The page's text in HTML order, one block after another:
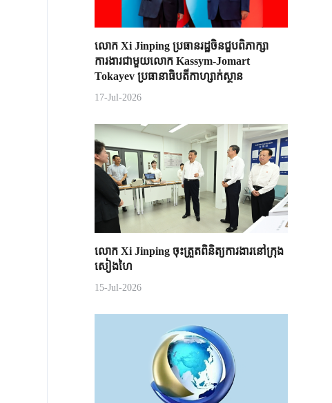
លោក Xi Jinping ប្រធានរដ្ឋចិន​ជួបពិភាក្សា​
ការងារជាមួយ​លោក Kassym-Jomart ​
Tokayev ​ប្រធានាធិបតី​កាហ្សាក់ស្ថាន​
17-Jul-2026
លោក Xi Jinping ចុះត្រួតពិនិត្យការងារនៅក្រុង
សៀងហៃ
15-Jul-2026